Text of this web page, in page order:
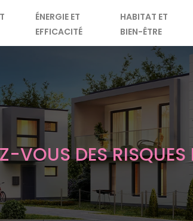
ÉNERGIE ET
EFFICACITÉ
HABITAT ET
BIEN-ÊTRE
VOUS DES RISQUES